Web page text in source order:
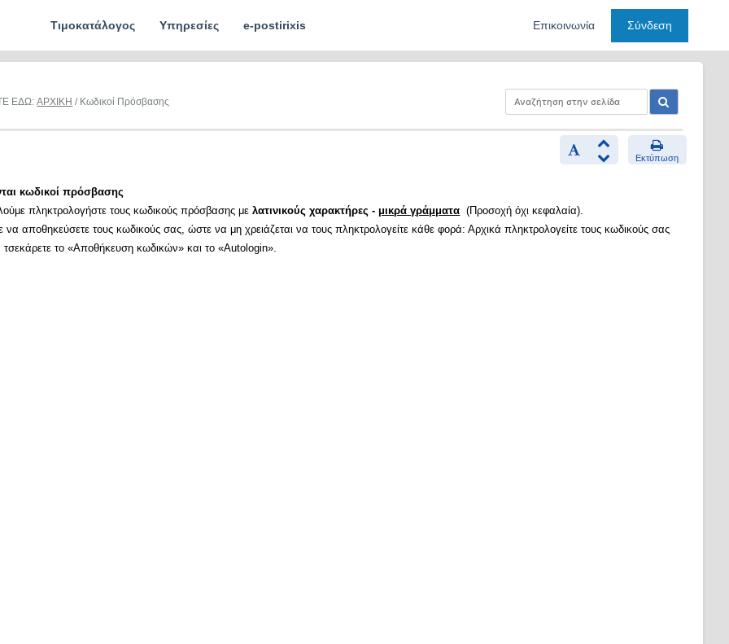
Τιμοκατάλογος Υπηρεσίες e-postirixis Επικοινωνία Σύνδεση
ΕΔΩ:ΑΡΧΙΚΗ / Κωδικοί Πρόσβασης
Εκτύπωση
κωδικοί πρόσβασης
πληκτρολογήστε τους κωδικούς πρόσβασης μελατινικούς χαρακτήρες - μικρά γράμματα (Προσοχή όχι κεφαλαία).
να αποθηκεύσετε τους κωδικούς σας, ώστε να μη χρειάζεται να τους πληκτρολογείτε κάθε φορά: Αρχικά πληκτρολογείτε τους κωδικούς σας
τσεκάρετε το «Αποθήκευση κωδικών» και το «Autologin».